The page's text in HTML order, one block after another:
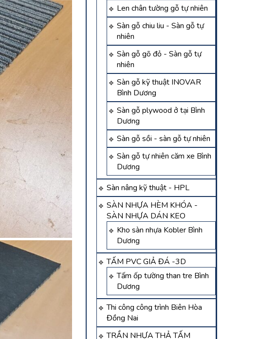
Len chân tường gỗ tự nhiên
Sàn gỗ chiu liu - Sàn gỗ tự
nhiên
Sàn gỗ gõ đỏ - Sàn gỗ tự
nhiên
Sàn gỗ kỹ thuật INOVAR
Bình Dương
Sàn gỗ plywood ở tại Bình
Dương
Sàn gỗ sồi - sàn gỗ tự nhiên
Sàn gỗ tự nhiên căm xe Bình
Dương
Sàn nâng kỹ thuật - HPL
SÀN NHỰA HÈM KHÓA -
SÀN NHỰA DÁN KEO
Kho sàn nhựa Kobler Bình
Dương
TẤM PVC GIẢ ĐÁ -3D
Tấm ốp tường than tre Bình
Dương
Thi công công trình Biên Hòa
Đồng Nai
TRẦN NHỰA THẢ TẤM